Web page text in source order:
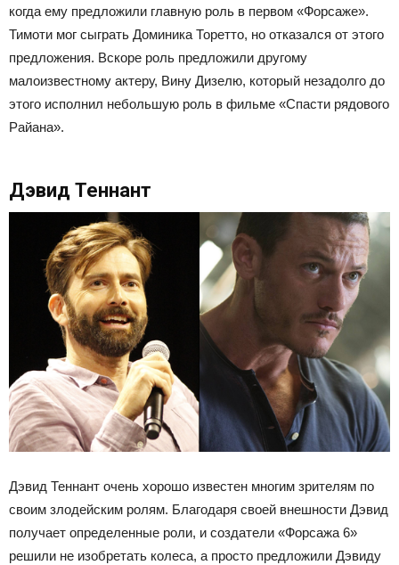
когда ему предложили главную роль в первом «Форсаже».
Тимоти мог сыграть Доминика Торетто, но отказался от этого
предложения. Вскоре роль предложили другому
малоизвестному актеру, Вину Дизелю, который незадолго до
этого исполнил небольшую роль в фильме «Спасти рядового
Райана».
Дэвид Теннант
Дэвид Теннант очень хорошо известен многим зрителям по
своим злодейским ролям. Благодаря своей внешности Дэвид
получает определенные роли, и создатели «Форсажа 6»
решили не изобретать колеса, а просто предложили Дэвиду